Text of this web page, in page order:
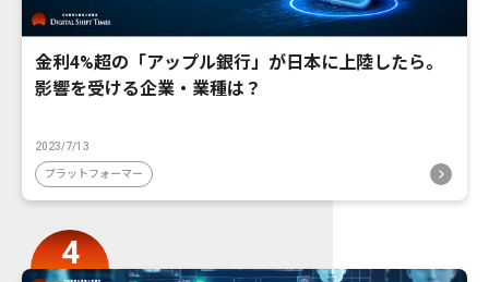
金利4%超の「アップル銀行」が日本に上陸したら。
影響を受ける企業・業種は？
2023/7/13
プラットフォーマー